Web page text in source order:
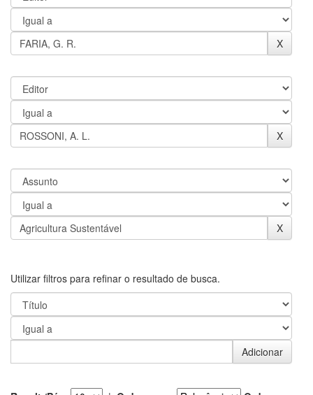
Utilizar filtros para refinar o resultado de busca.